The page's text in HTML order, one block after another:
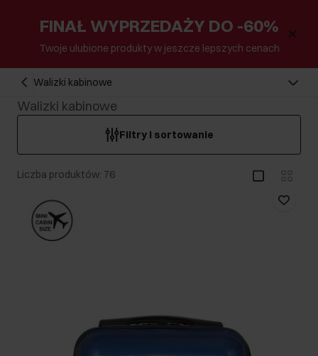
FINAŁ WYPRZEDAŻY DO -60%
Twoje ulubione produkty w jeszcze lepszych cenach
Walizki kabinowe
Walizki kabinowe
Filtry i sortowanie
Liczba produktów: 76